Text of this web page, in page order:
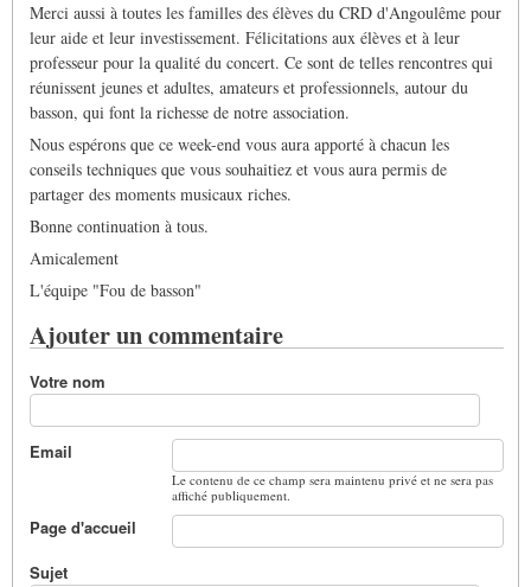
Merci aussi à toutes les familles des élèves du CRD d'Angoulême pour
leur aide et leur investissement. Félicitations aux élèves et à leur
professeur pour la qualité du concert. Ce sont de telles rencontres qui
réunissent jeunes et adultes, amateurs et professionnels, autour du
basson, qui font la richesse de notre association.
Nous espérons que ce week-end vous aura apporté à chacun les
conseils techniques que vous souhaitiez et vous aura permis de
partager des moments musicaux riches.
Bonne continuation à tous.
Amicalement
L'équipe "Fou de basson"
Ajouter un commentaire
Votre nom
Email
Le contenu de ce champ sera maintenu privé et ne sera pas
affiché publiquement.
Page d'accueil
Sujet